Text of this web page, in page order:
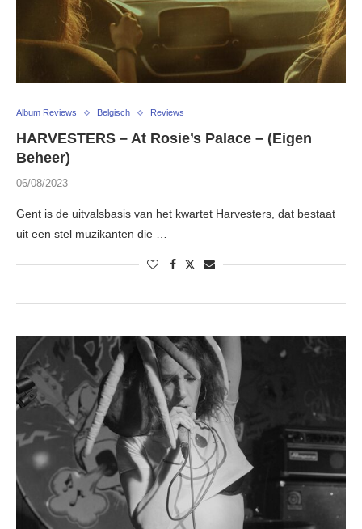
Album Reviews Belgisch Reviews
HARVESTERS – At Rosie’s Palace – (Eigen
Beheer)
06/08/2023
Gent is de uitvalsbasis van het kwartet Harvesters, dat bestaat
uit een stel muzikanten die …